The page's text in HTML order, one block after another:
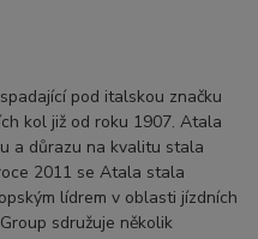
pod italskou značku
kol již od roku 1907. Atala
a důrazu na kvalitu stala
2011 se Atala stala
lídrem v oblasti jízdních
sdružuje několik